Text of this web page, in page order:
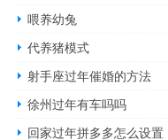
喂养幼兔
代养猪模式
射手座过年催婚的方法
徐州过年有车吗吗
回家过年拼多多怎么设置